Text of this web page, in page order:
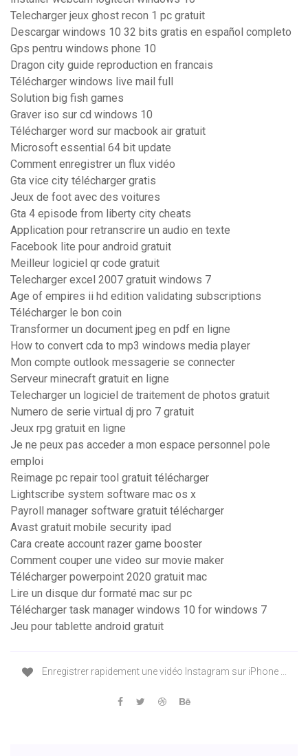
Telecharger jeux ghost recon 1 pc gratuit
Descargar windows 10 32 bits gratis en español completo
Gps pentru windows phone 10
Dragon city guide reproduction en francais
Télécharger windows live mail full
Solution big fish games
Graver iso sur cd windows 10
Télécharger word sur macbook air gratuit
Microsoft essential 64 bit update
Comment enregistrer un flux vidéo
Gta vice city télécharger gratis
Jeux de foot avec des voitures
Gta 4 episode from liberty city cheats
Application pour retranscrire un audio en texte
Facebook lite pour android gratuit
Meilleur logiciel qr code gratuit
Telecharger excel 2007 gratuit windows 7
Age of empires ii hd edition validating subscriptions
Télécharger le bon coin
Transformer un document jpeg en pdf en ligne
How to convert cda to mp3 windows media player
Mon compte outlook messagerie se connecter
Serveur minecraft gratuit en ligne
Telecharger un logiciel de traitement de photos gratuit
Numero de serie virtual dj pro 7 gratuit
Jeux rpg gratuit en ligne
Je ne peux pas acceder a mon espace personnel pole
emploi
Reimage pc repair tool gratuit télécharger
Lightscribe system software mac os x
Payroll manager software gratuit télécharger
Avast gratuit mobile security ipad
Cara create account razer game booster
Comment couper une video sur movie maker
Télécharger powerpoint 2020 gratuit mac
Lire un disque dur formaté mac sur pc
Télécharger task manager windows 10 for windows 7
Jeu pour tablette android gratuit
Enregistrer rapidement une vidéo Instagram sur iPhone ...